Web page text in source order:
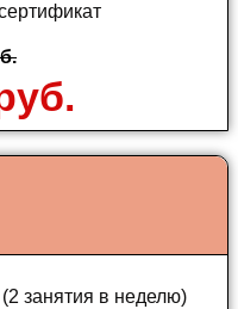
занятия в неделю)